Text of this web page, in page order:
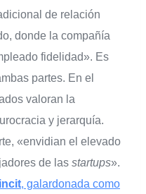
de relación
donde la compañía
fidelidad». Es
partes. En el
valoran la
y jerarquía.
«envidian el elevado
de las startups».
, galardonada como